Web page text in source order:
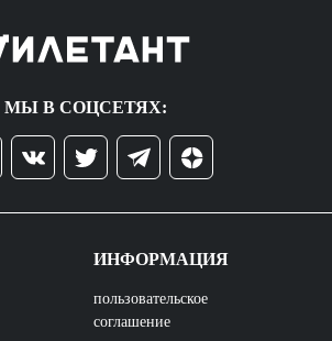
МЫ В СОЦСЕТЯХ:
ИНФОРМАЦИЯ
пользовательское
соглашение